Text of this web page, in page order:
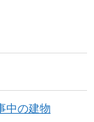
中の建物